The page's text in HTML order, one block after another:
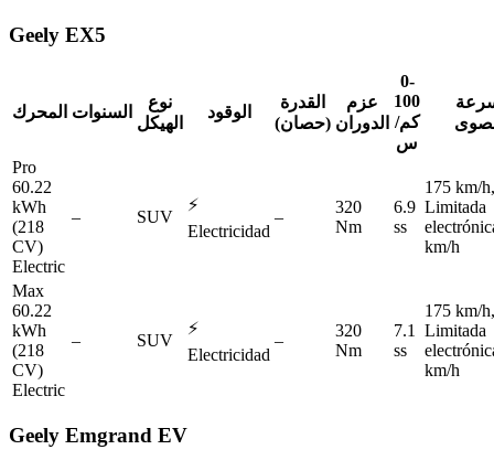
Geely EX5
المحرك السنوات
نوع
الهيكل
الوقود
القدرة
(حصان)
عزم
الدوران
0-
100
كم/
س
Pro
60.22
kWh
(218
CV)
Electric
– SUV
⚡
Electricidad
–
320
Nm
6.9
ss
175 km/h,
Limitada
km/h
Max
60.22
kWh
(218
CV)
Electric
– SUV
⚡
Electricidad
–
320
Nm
7.1
ss
175 km/h,
Limitada
km/h
Geely Emgrand EV